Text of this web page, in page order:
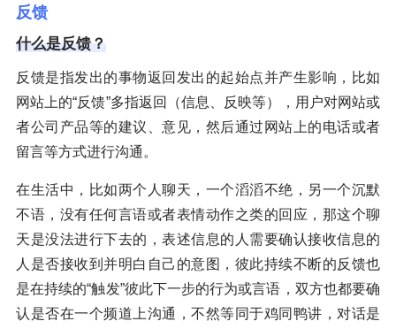
反馈
什么是反馈？
反馈是指发出的事物返回发出的起始点并产生影响，比如
网站上的“反馈”多指返回（信息、反映等），用户对网站或
者公司产品等的建议、意见，然后通过网站上的电话或者
留言等方式进行沟通。
在生活中，比如两个人聊天，一个滔滔不绝，另一个沉默
不语，没有任何言语或者表情动作之类的回应，那这个聊
天是没法进行下去的，表述信息的人需要确认接收信息的
人是否接收到并明白自己的意图，彼此持续不断的反馈也
是在持续的“触发”彼此下一步的行为或言语，双方也都要确
认是否在一个频道上沟通，不然等同于鸡同鸭讲，对话是